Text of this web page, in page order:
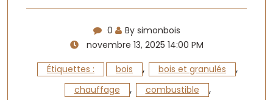
0
By simonbois
novembre 13, 2025 14:00 PM
Étiquettes :
bois , bois et granulés ,
chauffage , combustible ,